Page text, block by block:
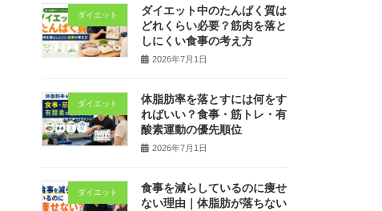
ダイエット
ダイエット中のたんぱく質は
どれくらい必要？筋肉を落と
しにくい食事の考え方
2026年7月1日
ダイエット
体脂肪率を落とすには何をす
ればいい？食事・筋トレ・有
酸素運動の優先順位
2026年7月1日
ダイエット
食事を減らしているのに痩せ
ない理由｜体脂肪が落ちない